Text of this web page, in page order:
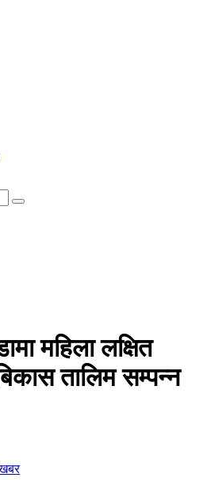
महिला लक्षित
तालिम सम्पन्न